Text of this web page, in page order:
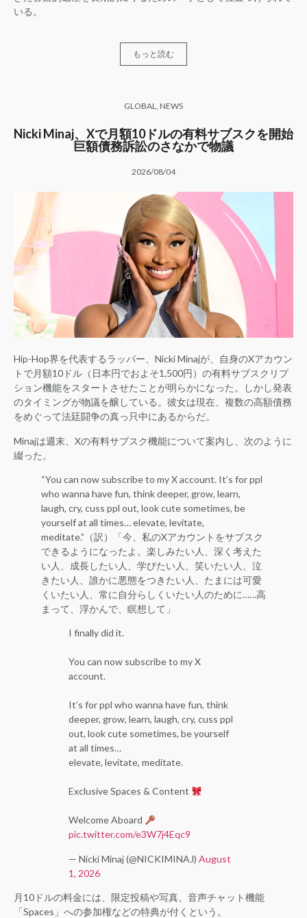
いる。
もっと読む
GLOBAL NEWS
Nicki Minaj、Xで月額10ドルの有料サブスクを開始
巨額債務訴訟のさなかで物議
2026/08/04
Hip-Hop界を代表するラッパー、Nicki Minajが、自身のXアカウン
トで月額10ドル（日本円でおよそ1,500円）の有料サブスクリプ
ション機能をスタートさせたことが明らかになった。しかし発表
のタイミングが物議を醸している。彼女は現在、複数の高額債務
をめぐって法廷闘争の真っ只中にあるからだ。
Minajは週末、Xの有料サブスク機能について案内し、次のように
綴った。
“You can now subscribe to my X account. It’s for ppl
who wanna have fun, think deeper, grow, learn,
laugh, cry, cuss ppl out, look cute sometimes, be
yourself at all times… elevate, levitate,
meditate.”（訳）「今、私のXアカウントをサブスク
できるようになったよ。楽しみたい人、深く考えた
い人、成長したい人、学びたい人、笑いたい人、泣
きたい人、誰かに悪態をつきたい人、たまには可愛
くいたい人、常に自分らしくいたい人のために……高
まって、浮かんで、瞑想して」
I finally did it.
You can now subscribe to my X
account.
It’s for ppl who wanna have fun, think
deeper, grow, learn, laugh, cry, cuss ppl
out, look cute sometimes, be yourself
at all times…
elevate, levitate, meditate.
Exclusive Spaces & Content
Welcome Aboard
pic.twitter.com/e3W7j4Eqc9
— Nicki Minaj (@NICKIMINAJ) August
1, 2026
月10ドルの料金には、限定投稿や写真、音声チャット機能
「Spaces」への参加権などの特典が付くという。